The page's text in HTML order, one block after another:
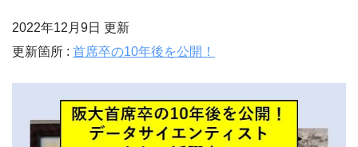
2022年12月9日 更新
更新箇所 : 首席卒の10年後を公開！